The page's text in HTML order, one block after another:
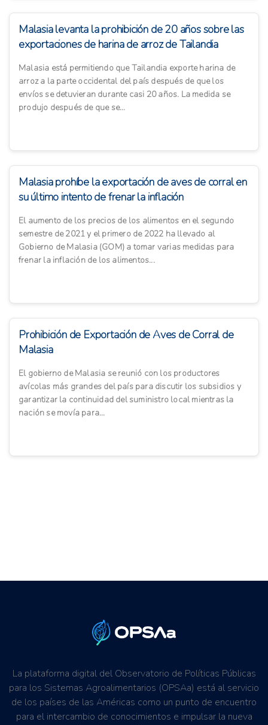
Malasia levanta la prohibición de 20 años sobre las
exportaciones de harina de arroz de Tailandia
Malasia está permitiendo que Tailandia exporte harina de
arroz a la parte occidental del país después de que los
envíos se detuvieran durante casi 20 años. La medida se
produjo después de que se...
Malasia prohíbe la exportación de aves de corral en
su último intento de frenar la inflación
El aumento de los precios de los alimentos en el segundo
semestre de 2021 y el primero de 2022 ha llevado al
Gobierno de Malasia (GOM) a tomar varias medidas para
frenar la inflación de los alimentos...
Prohibición de Exportación de Aves de Corral de
Malasia
El gobierno de Malasia se reunió con los productores
avícolas más grandes del país para discutir los subsidios y
garantizar la continuidad del suministro local mientras la
nación se movía para...
La plataforma digital del Observatorio de Políticas Públicas
para los Sistemas Agroalimentarios (OPSAa) está al servicio
de los países de las Américas como un punto de encuentro
para el intercambio de conocimientos e impulsar la nueva